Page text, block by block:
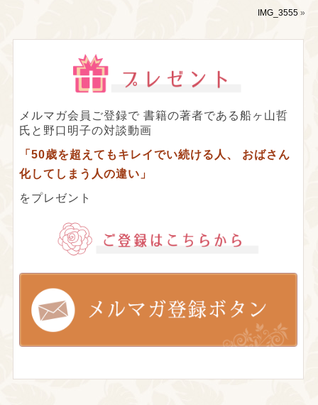
IMG_3555 »
メルマガ会員ご登録で 書籍の著者である船ヶ山哲
氏と野口明子の対談動画
「50歳を超えてもキレイでい続ける人、
おばさん
化してしまう人の違い」
をプレゼント